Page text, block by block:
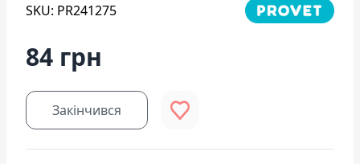
SKU: PR241275
84 грн
Закінчився